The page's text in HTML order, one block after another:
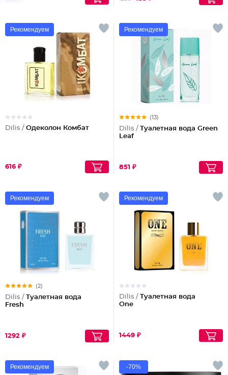
Рекомендуем
Dilis / Одеколон Комбат
616 ₽
Рекомендуем
(13)
Dilis / Туалетная вода Green
Leaf
851 ₽
Рекомендуем
(2)
Dilis / Туалетная вода
Fresh
1292 ₽
Рекомендуем
Dilis / Туалетная вода
One
1449 ₽
Рекомендуем -70%